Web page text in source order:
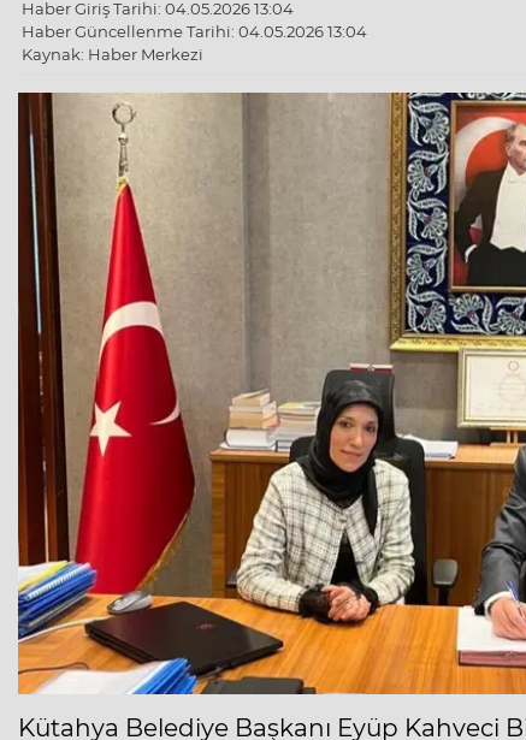
Haber Giriş Tarihi: 04.05.2026 13:04
Haber Güncellenme Tarihi: 04.05.2026 13:04
Kaynak: Haber Merkezi
Kütahya Belediye Başkanı Eyüp Kahveci